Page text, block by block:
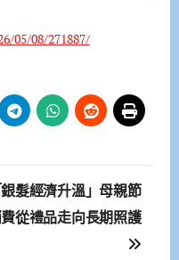
05/08/271887/
銀髮經濟升溫」母親節
從禮品走向長期照護